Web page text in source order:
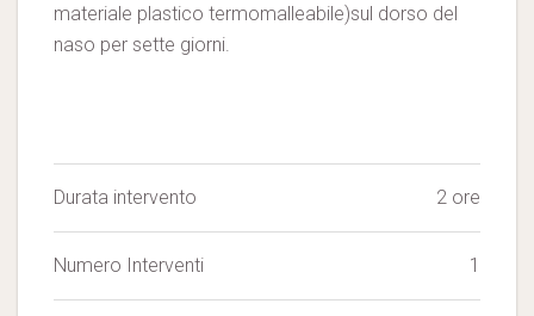
materiale plastico termomalleabile)sul dorso del
naso per sette giorni.
Durata intervento 2 ore
Numero Interventi 1